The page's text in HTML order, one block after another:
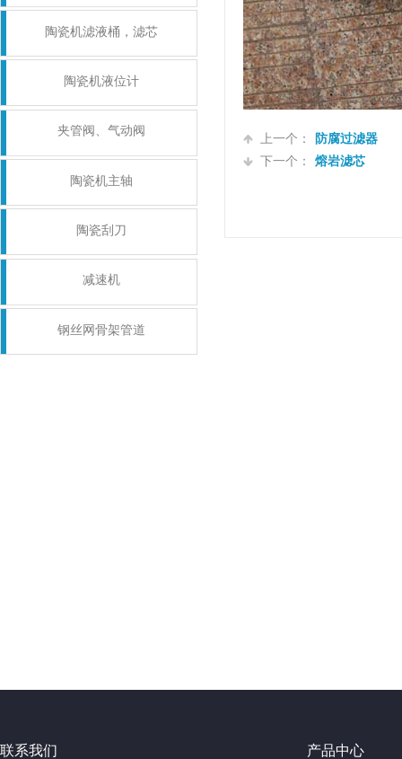
上一个：
防腐过滤器
下一个：
熔岩滤芯
陶瓷机滤液桶，滤芯
陶瓷机液位计
夹管阀、气动阀
陶瓷机主轴
陶瓷刮刀
减速机
钢丝网骨架管道
联系我们 产品中心